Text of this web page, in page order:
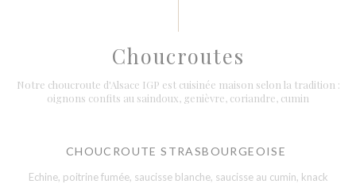
Choucroutes
Notre choucroute d'Alsace IGP est cuisinée maison selon la tradition :
oignons confits au saindoux, genièvre, coriandre, cumin
CHOUCROUTE STRASBOURGEOISE
Echine, poitrine fumée, saucisse blanche, saucisse au cumin, knack